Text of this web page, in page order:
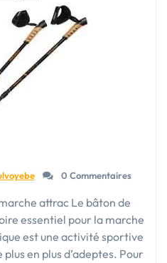
attrayant
pour
une
pratique
0 Commentaires
attrac Le bâton de
essentiel pour la marche
est une activité sportive
en plus d’adeptes. Pour